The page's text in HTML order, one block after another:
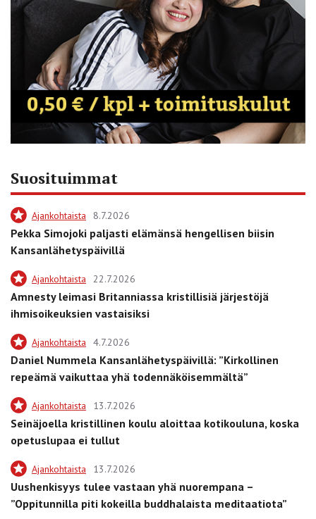
Suosituimmat
Ajankohtaista 8.7.2026
Pekka Simojoki paljasti elämänsä hengellisen biisin
Kansanlähetyspäivillä
Ajankohtaista 22.7.2026
Amnesty leimasi Britanniassa kristillisiä järjestöjä
ihmisoikeuksien vastaisiksi
Ajankohtaista 4.7.2026
Daniel Nummela Kansanlähetyspäivillä: ”Kirkollinen
repeämä vaikuttaa yhä todennäköisemmältä”
Ajankohtaista 13.7.2026
Seinäjoella kristillinen koulu aloittaa kotikouluna, koska
opetuslupaa ei tullut
Ajankohtaista 13.7.2026
Uushenkisyys tulee vastaan yhä nuorempana –
”Oppitunnilla piti kokeilla buddhalaista meditaatiota”